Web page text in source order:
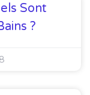
Sont
?